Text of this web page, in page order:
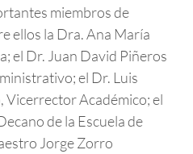
miembros de
ellos la Dra. Ana María
el Dr. Juan David Piñeros
el Dr. Luis
Vicerrector Académico; el
de la Escuela de
Jorge Zorro